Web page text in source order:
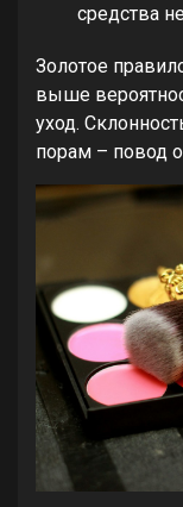
средства
Золотое
выше
уход.
порам – повод